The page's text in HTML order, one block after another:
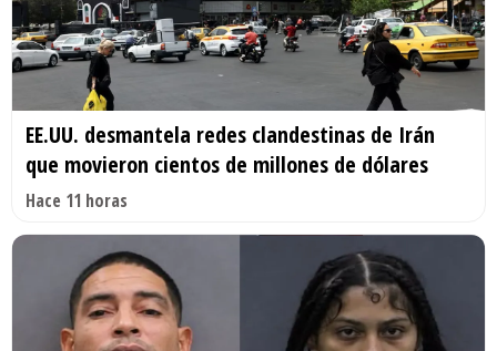
EE.UU. desmantela redes clandestinas de Irán
que movieron cientos de millones de dólares
Hace 11 horas